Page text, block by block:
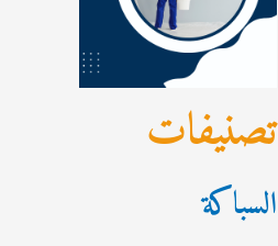
تصنيفات
السباكة